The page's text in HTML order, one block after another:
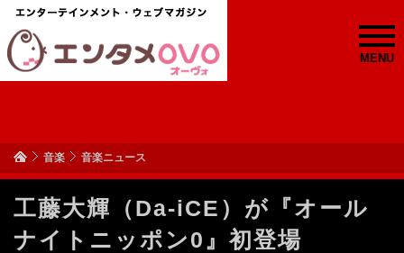
MENU
音楽 音楽ニュース
工藤大輝（Da-iCE）が『オール
ナイトニッポン0』初登場